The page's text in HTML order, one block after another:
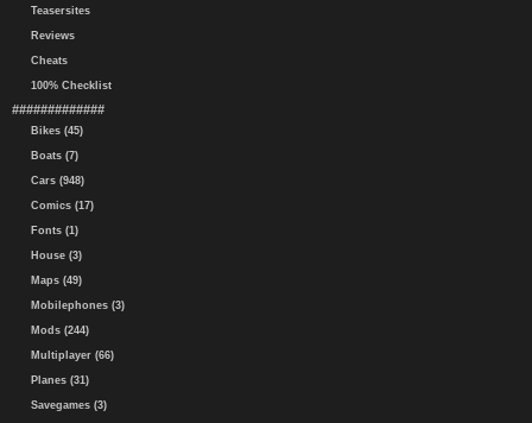
Teasersites
Reviews
Cheats
100% Checklist
#############
Bikes (45)
Boats (7)
Cars (948)
Comics (17)
Fonts (1)
House (3)
Maps (49)
Mobilephones (3)
Mods (244)
Multiplayer (66)
Planes (31)
Savegames (3)